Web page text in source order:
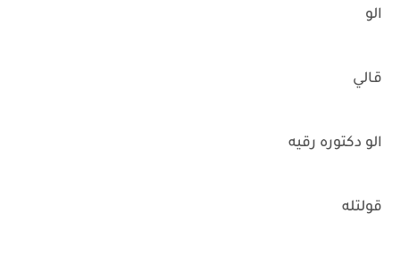
الو
قالي
الو دكتوره رقيه
قولتله